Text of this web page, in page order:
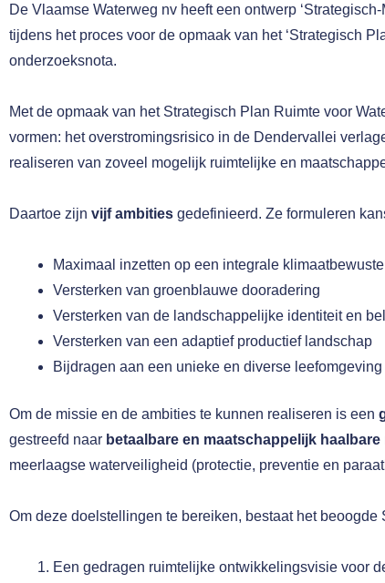
De Vlaamse Waterweg nv heeft een ontwerp
tijdens het proces voor de opmaak van het ‘Strategisch
onderzoeksnota.
Met de opmaak van het Strategisch Plan Ruimte voor
vormen: het overstromingsrisico in de Dendervallei
realiseren van zoveel mogelijk ruimtelijke en
Daartoe zijn vijf ambities gedefinieerd. Ze formuleren
Maximaal inzetten op een integrale
Versterken van groenblauwe dooradering
Versterken van de landschappelijke identiteit en
Versterken van een adaptief productief landschap
Bijdragen aan een unieke en diverse
Om de missie en de ambities te kunnen realiseren is een
gestreefd naar betaalbare en maatschappelijk haalbare
meerlaagse waterveiligheid (protectie, preventie en
Om deze doelstellingen te bereiken, bestaat het
Een gedragen ruimtelijke ontwikkelingsvisie voor